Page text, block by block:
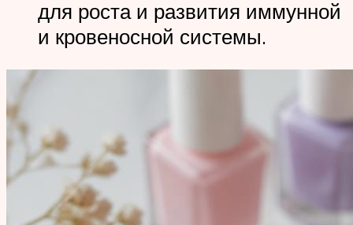
для роста и развития иммунной
и кровеносной системы.